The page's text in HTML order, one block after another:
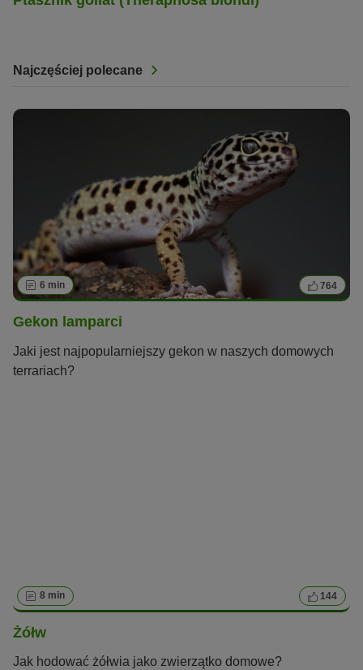
Najczęściej polecane
6 min 764
Gekon lamparci
Jaki jest najpopularniejszy gekon w naszych domowych
terrariach?
8 min 144
Żółw
Jak hodować żółwia jako zwierzątko domowe?